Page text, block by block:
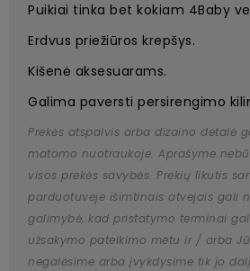
Puikiai tinka bet kokiam 4Baby
Erdvus priežiūros krepšys.
Kišenė aksesuarams.
Galima paversti persirengimo
Prekės atspalvis arba dizaino detalė
matomo nuotraukoje. Aprašyme
visos prekės savybės. Prekių likutis
parduotuvėje išimtinais atvejais gali
galimybė, kad pristatymo terminai
užsakymo pateikimo metu ir / arba
negalėsime arba įvykdysime tik jo